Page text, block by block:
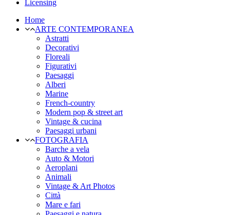
Licensing
Home
ARTE CONTEMPORANEA
Astratti
Decorativi
Floreali
Figurativi
Paesaggi
Alberi
Marine
French-country
Modern pop & street art
Vintage & cucina
Paesaggi urbani
FOTOGRAFIA
Barche a vela
Auto & Motori
Aeroplani
Animali
Vintage & Art Photos
Città
Mare e fari